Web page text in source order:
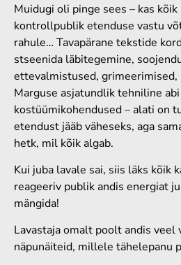
Muidugi oli pinge sees – kas kõik
kontrollpublik etenduse vastu
rahule… Tavapärane tekstide
stseenida läbitegemine,
ettevalmistused, grimeerimised,
Marguse asjatundlik tehniline
kostüümikohendused – alati on
etendust jääb väheseks, aga
hetk, mil kõik algab.
Kui juba lavale sai, siis läks kõik
reageeriv publik andis energiat
mängida!
Lavastaja omalt poolt andis veel
näpunäiteid, millele tähelepanu